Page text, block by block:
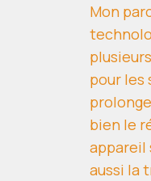
Mon
pour les
bien le
appareil
aussi la